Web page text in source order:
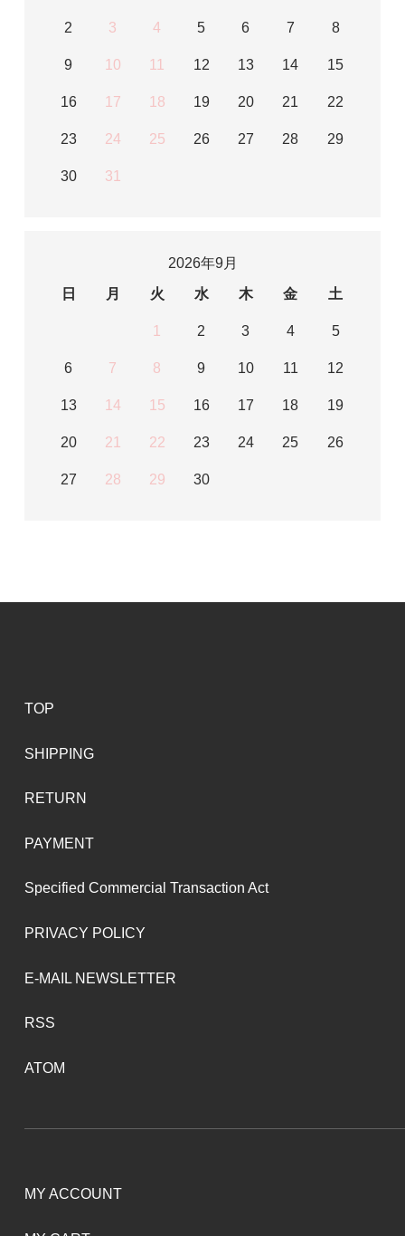
2 3 4 5 6 7 8
9 10 11 12 13 14 15
16 17 18 19 20 21 22
23 24 25 26 27 28 29
30 31
2026年9月
日
月 火 水 木 金 土
1 2 3 4 5
6 7 8 9 10 11 12
13 14 15 16 17 18 19
20 21 22 23 24 25 26
27 28 29 30
TOP
SHIPPING
RETURN
PAYMENT
Specified Commercial Transaction Act
PRIVACY POLICY
E-MAIL NEWSLETTER
RSS
ATOM
MY ACCOUNT